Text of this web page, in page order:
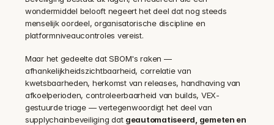
wondermiddel belooft negeert het deel dat nog steeds
menselijk oordeel, organisatorische discipline en
platformniveaucontroles vereist.
Maar het gedeelte dat SBOM's raken —
afhankelijkheidszichtbaarheid, correlatie van
kwetsbaarheden, herkomst van releases, handhaving van
afkoelperioden, controleerbaarheid van builds, VEX-
gestuurde triage — vertegenwoordigt het deel van
supplychainbeveiliging dat geautomatiseerd, gemeten en